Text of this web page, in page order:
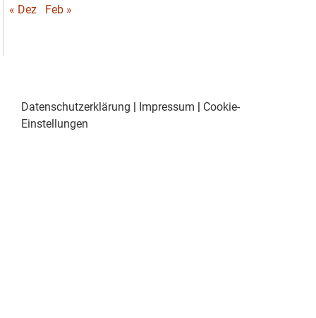
« Dez
Feb »
Datenschutzerklärung Impressum
Cookie-
Einstellungen